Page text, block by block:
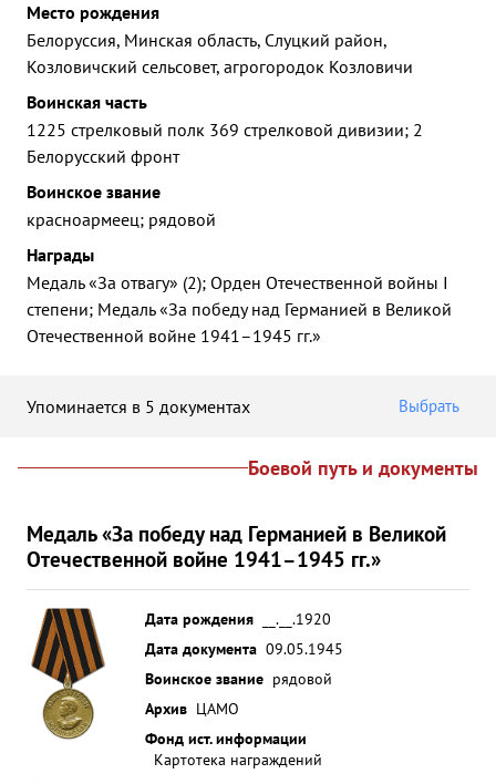
Место рождения
Белоруссия, Минская область, Слуцкий район,
Козловичский сельсовет, агрогородок Козловичи
Воинская часть
1225 стрелковый полк 369 стрелковой дивизии; 2
Белорусский фронт
Воинское звание
красноармеец; рядовой
Награды
Медаль «За отвагу» (2); Орден Отечественной войны I
степени; Медаль «За победу над Германией в Великой
Отечественной войне 1941–1945 гг.»
Упоминается в 5 документах Выбрать
Боевой путь и документы
Медаль «За победу над Германией в Великой
Отечественной войне 1941–1945 гг.»
Дата рождения
__.__.1920
Дата документа 09.05.1945
Воинское звание рядовой
Архив ЦАМО
Фонд ист. информации
Картотека награждений